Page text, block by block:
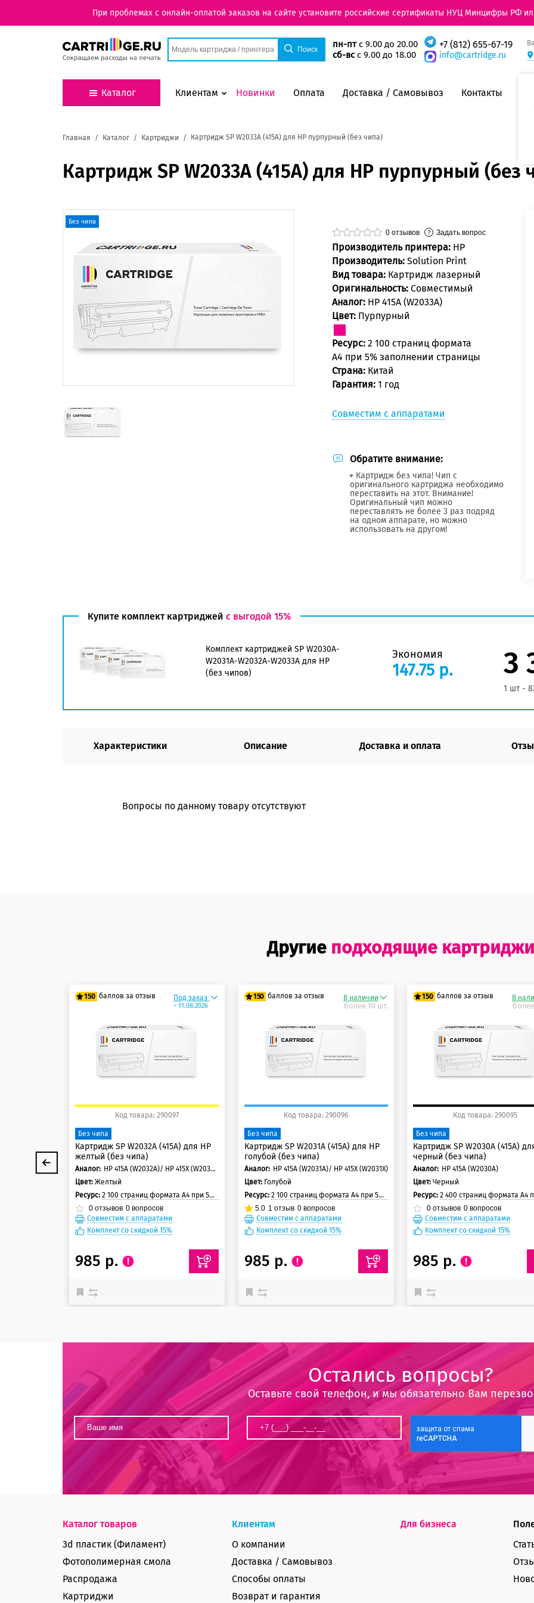
При проблемах с онлайн-оплатой заказов на сайте установите российские сертификаты НУЦ Минцифры РФ
пн-птс 9.00 до 20.00
сб-всс 9.00 до 18.00
+7 (812) 655-67-19
info@cartridge.ru
Каталог Клиентам Новинки Оплата Доставка / Самовывоз Контакты
Главная Каталог Картриджи Картридж SP W2033A (415A) для HP пурпурный (без чипа)
Картридж SP W2033A (415A) для HP пурпурный (без
Без чипа
0 отзывов Задать вопрос
Производитель принтера: HP
Производитель: Solution Print
Вид товара: Картридж лазерный
Оригинальность: Совместимый
Аналог: HP 415A (W2033A)
Цвет: Пурпурный
Ресурс: 2 100 страниц формата
А4 при 5% заполнении страницы
Страна: Китай
Гарантия: 1 год
Совместим с аппаратами
Обратите внимание:
Картридж без чипа! Чип с
оригинального картриджа необходимо
переставить на этот. Внимание!
Оригинальный чип можно
переставлять не более 3 раз подряд
на одном аппарате, но можно
использовать на другом!
Купите комплект картриджей с выгодой 15%
Комплект картриджей SP W2030A-
W2031A-W2032A-W2033A для HP
(без чипов)
Экономия
147.75 р. 3
1 шт -
Характеристики Описание Доставка и оплата
Вопросы по данному товару отсутствуют
Другие подходящие картриджи
150 баллов за отзыв
125 баллов
150 баллов
Под заказ
~ 11.08.2026
Код товара: 290097
Без чипа
Картридж SP W2032A (415A) для HP
желтый (без чипа)
Аналог:
HP 415A (W2032A)/ HP 415X (W2032X)
Цвет: Желтый
Ресурс:2 100 страниц формата А4 при 5% заполнении страницы
0 отзывов 0 вопросов
Совместим с аппаратами
Комплект со скидкой 15%
985 р.
150 баллов за отзыв
125 баллов
150 баллов
В наличии
более 10 шт.
Код товара: 290096
Без чипа
Картридж SP W2031A (415A) для HP
голубой (без чипа)
Аналог: HP 415A (W2031A)/ HP 415X (W2031X)
Цвет: Голубой
Ресурс: 2 100 страниц формата А4 при 5% заполнении страницы
5.0 1 отзыв 0вопросов
Совместим с аппаратами
Комплект со скидкой 15%
985 р.
150 баллов за отзыв
125 баллов
150 баллов
В
Код товара: 290095
Без чипа
Картридж SP W2030A (415A)
черный (без чипа)
Аналог: HP 415A (W2030A)
Цвет: Черный
Ресурс:2 400 страниц формата А4 при 5% заполнении
0 отзывов 0 вопросов
Совместим с аппаратами
Комплект со скидкой 15%
985 р.
Остались вопросы?
Оставьте свой телефон, и мы обязательно Вам
Каталог товаров
3d пластик (Филамент)
Фотополимерная смола
Распродажа
Картриджи
Клиентам
О компании
Доставка / Самовывоз
Способы оплаты
Возврат и гарантия
Для бизнеса